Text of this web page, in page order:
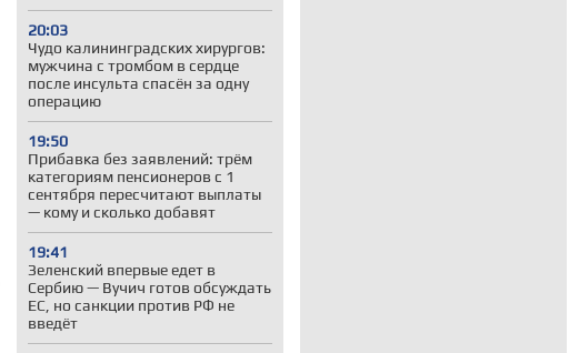
20:03
Чудо калининградских хирургов:
мужчина с тромбом в сердце
после инсульта спасён за одну
операцию
19:50
Прибавка без заявлений: трём
категориям пенсионеров с 1
сентября пересчитают выплаты
— кому и сколько добавят
19:41
Зеленский впервые едет в
Сербию — Вучич готов обсуждать
ЕС, но санкции против РФ не
введёт